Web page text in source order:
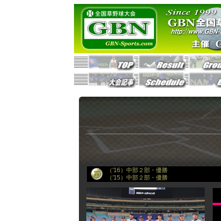
（'16）中部２部・優勝
（'15）中部２部・優勝